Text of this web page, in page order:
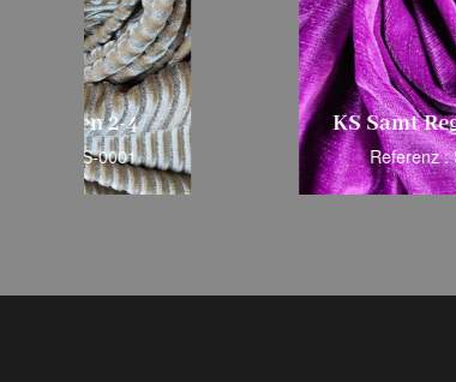
KS Samt Regenbogen
Referenz : S-0002